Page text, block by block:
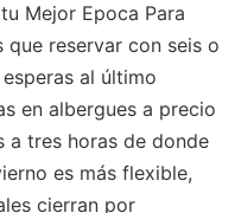
Mejor Epoca Para
que reservar con seis o
al último
en albergues a precio
a tres horas de donde
es más flexible,
cierran por